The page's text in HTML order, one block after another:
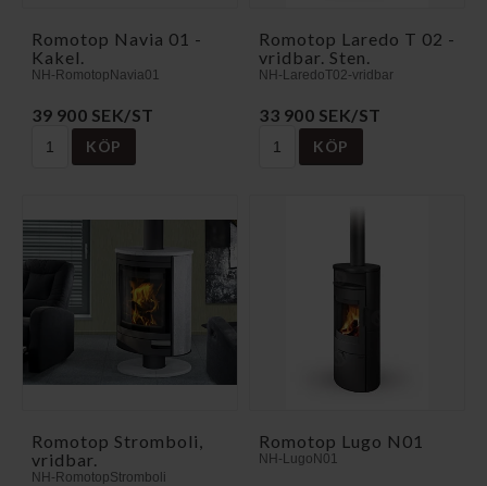
Romotop Navia 01 -
Kakel.
NH-RomotopNavia01
39 900 SEK/ST
KÖP
Romotop Laredo T 02 -
vridbar. Sten.
NH-LaredoT02-vridbar
33 900 SEK/ST
KÖP
Romotop Stromboli,
vridbar.
NH-RomotopStromboli
Romotop Lugo N01
NH-LugoN01